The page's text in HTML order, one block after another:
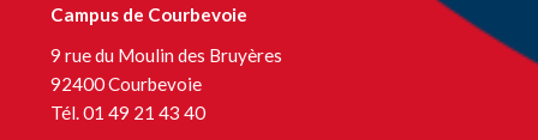
Campus de Courbevoie
9 rue du Moulin des Bruyères
92400 Courbevoie
Tél. 01 49 21 43 40